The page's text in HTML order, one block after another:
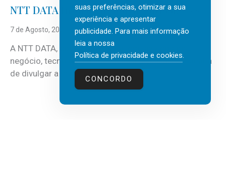
NTT DATA Insurtech Global Outlook 2026
7 de Agosto, 2026
A NTT DATA, consultora global em serviços de
negócio, tecnologia e inteligência artificial (IA), acaba
de divulgar a mais recente...
suas preferências, otimizar a sua
experiência e apresentar
publicidade. Para mais informação
leia a nossa
Política de privacidade e cookies.
CONCORDO